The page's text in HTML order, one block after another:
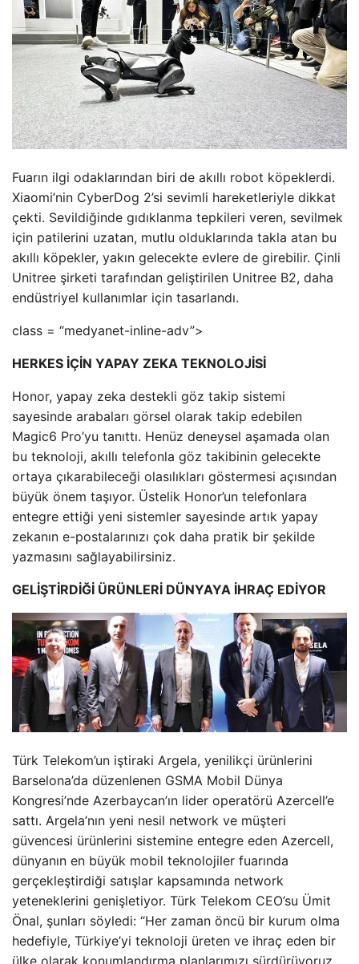
Fuarın ilgi odaklarından biri de akıllı robot köpeklerdi.
Xiaomi’nin CyberDog 2’si sevimli hareketleriyle dikkat
çekti. Sevildiğinde gıdıklanma tepkileri veren, sevilmek
için patilerini uzatan, mutlu olduklarında takla atan bu
akıllı köpekler, yakın gelecekte evlere de girebilir. Çinli
Unitree şirketi tarafından geliştirilen Unitree B2, daha
endüstriyel kullanımlar için tasarlandı.
class = “medyanet-inline-adv”>
HERKES İÇİN YAPAY ZEKA TEKNOLOJİSİ
Honor, yapay zeka destekli göz takip sistemi
sayesinde arabaları görsel olarak takip edebilen
Magic6 Pro’yu tanıttı. Henüz deneysel aşamada olan
bu teknoloji, akıllı telefonla göz takibinin gelecekte
ortaya çıkarabileceği olasılıkları göstermesi açısından
büyük önem taşıyor. Üstelik Honor’un telefonlara
entegre ettiği yeni sistemler sayesinde artık yapay
zekanın e-postalarınızı çok daha pratik bir şekilde
yazmasını sağlayabilirsiniz.
GELİŞTİRDİĞİ ÜRÜNLERİ DÜNYAYA İHRAÇ EDİYOR
Türk Telekom’un iştiraki Argela, yenilikçi ürünlerini
Barselona’da düzenlenen GSMA Mobil Dünya
Kongresi’nde Azerbaycan’ın lider operatörü Azercell’e
sattı. Argela’nın yeni nesil network ve müşteri
güvencesi ürünlerini sistemine entegre eden Azercell,
dünyanın en büyük mobil teknolojiler fuarında
gerçekleştirdiği satışlar kapsamında network
yeteneklerini genişletiyor. Türk Telekom CEO’su Ümit
Önal, şunları söyledi: “Her zaman öncü bir kurum olma
hedefiyle, Türkiye’yi teknoloji üreten ve ihraç eden bir
ülke olarak konumlandırma planlarımızı sürdürüyoruz.